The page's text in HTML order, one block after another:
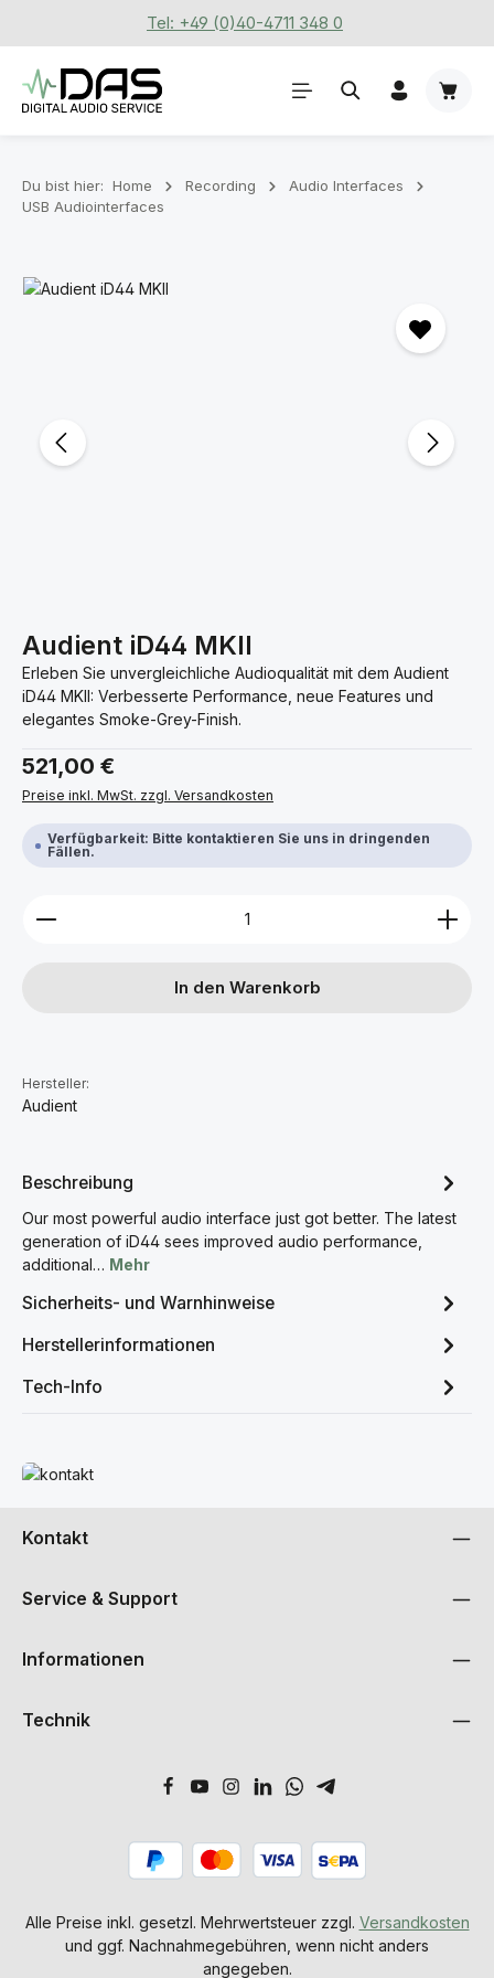
Zum Hauptinhalt springenTel: +49 (0)40-4711 348 0
Du bist hier: Home Recording
Audio Interfaces
USB Audiointerfaces
Bildergalerie überspringen
Audient iD44 MKII
Erleben Sie unvergleichliche Audioqualität mit dem Audient
iD44 MKII: Verbesserte Performance, neue Features und
elegantes Smoke-Grey-Finish.
Regulärer Preis:
521,00 €
Preise inkl. MwSt. zzgl. Versandkosten
Verfügbarkeit: Bitte kontaktieren Sie uns in dringenden
Fällen.
Produkt Anzahl: Gib den gewünschten Wert ein
In den Warenkorb
Hersteller:
Audient
Beschreibung
Our most powerful audio interface just got better. The latest
generation of iD44 sees improved audio performance,
additional… Mehr
Sicherheits- und Warnhinweise
Herstellerinformationen
Tech-Info
Mehr erfahren
Kontakt
Service & Support
Informationen
Technik
Alle Preise inkl. gesetzl. Mehrwertsteuer zzgl. Versandkosten
und ggf. Nachnahmegebühren, wenn nicht anders
angegeben.